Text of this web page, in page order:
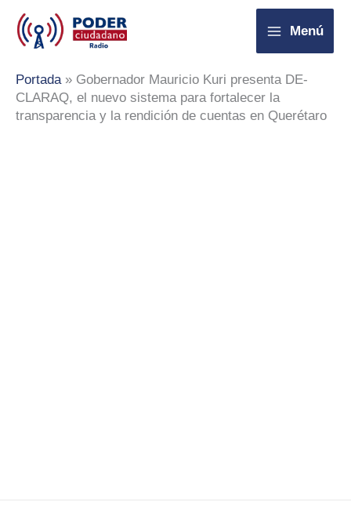
contenido
Menú
Portada» Gobernador Mauricio Kuri presenta DE-
CLARAQ, el nuevo sistema para fortalecer la
transparencia y la rendición de cuentas en Querétaro